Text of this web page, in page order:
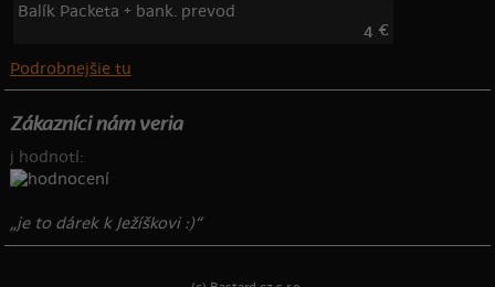
Balík Packeta + bank. prevod
4 €
Podrobnejšie tu
Zákazníci nám veria
j hodnotí:
„je to dárek k Ježíškovi :)“